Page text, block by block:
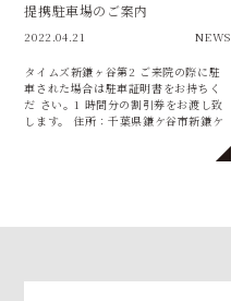
提携駐車場のご案内
2022.04.21 NEWS
タイムズ新鎌ヶ谷第2 ご来院の際に駐
車された場合は駐車証明書をお持ちく
だ さい。1 時間分の割引券をお渡し致
します。 住所：千葉県鎌ケ谷市新鎌ケ